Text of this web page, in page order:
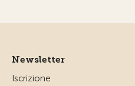
Newsletter
Iscrizione